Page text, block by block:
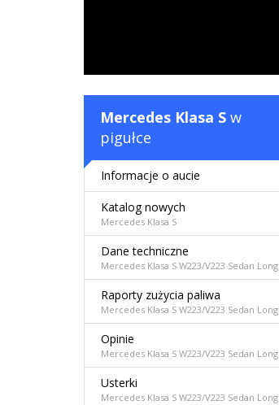
Mercedes Klasa S w
pigułce
Informacje o aucie
Katalog nowych
Mercedes Klasa S
Dane techniczne
Mercedes Klasa S W223/V223 Sedan Long
Raporty zużycia paliwa
Mercedes Klasa S W223/V223 Sedan Long
Opinie
Mercedes Klasa S W223/V223 Sedan Long
Usterki
Mercedes Klasa S W223/V223 Sedan Long